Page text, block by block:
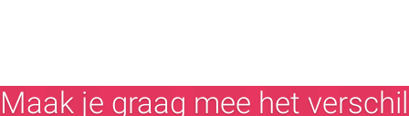
Maak je graag mee het